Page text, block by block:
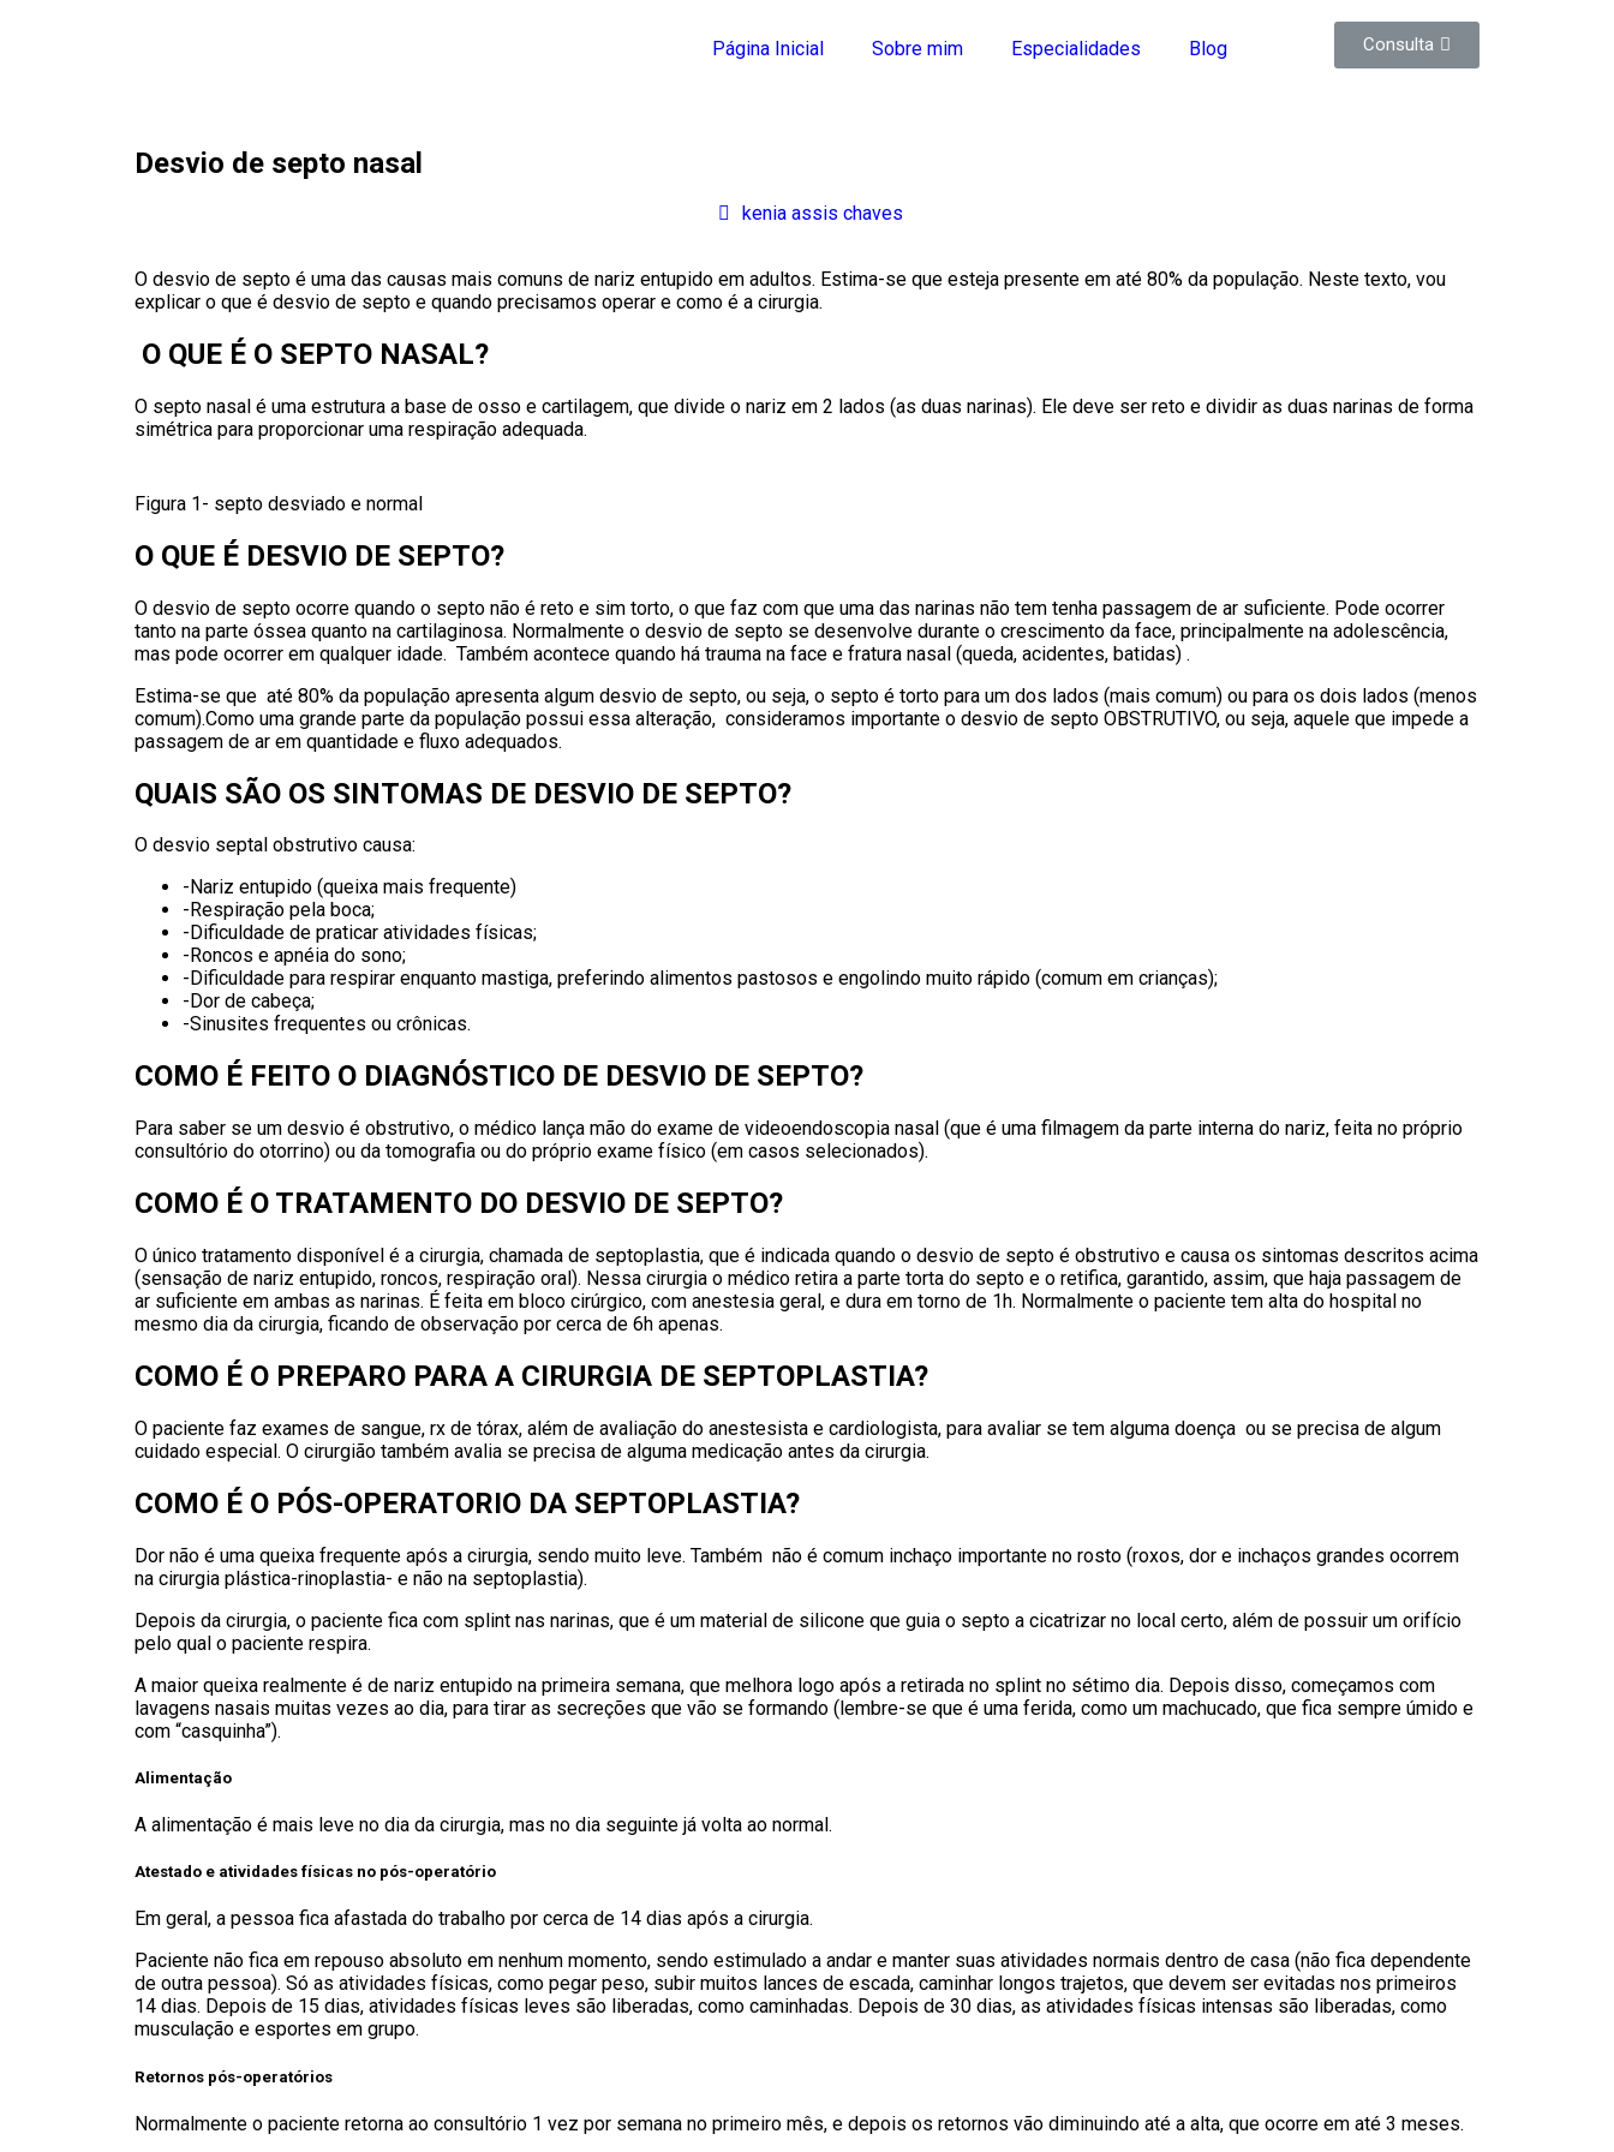
Página Inicial Sobre mim Especialidades Blog Consulta
Desvio de septo nasal
kenia assis chaves
O desvio de septo é uma das causas mais comuns de nariz entupido em adultos. Estima-se que esteja presente em até 80% da população. Neste texto, vou
explicar o que é desvio de septo e quando precisamos operar e como é a cirurgia.
O QUE É O SEPTO NASAL?
O septo nasal é uma estrutura a base de osso e cartilagem, que divide o nariz em 2 lados (as duas narinas). Ele deve ser reto e dividir as duas narinas de forma
simétrica para proporcionar uma respiração adequada.
Figura 1- septo desviado e normal
O QUE É DESVIO DE SEPTO?
O desvio de septo ocorre quando o septo não é reto e sim torto, o que faz com que uma das narinas não tem tenha passagem de ar suficiente. Pode ocorrer
tanto na parte óssea quanto na cartilaginosa. Normalmente o desvio de septo se desenvolve durante o crescimento da face, principalmente na adolescência,
mas pode ocorrer em qualquer idade. Também acontece quando há trauma na face e fratura nasal (queda, acidentes, batidas) .
Estima-se que até 80% da população apresenta algum desvio de septo, ou seja, o septo é torto para um dos lados (mais comum) ou para os dois lados (menos
comum).Como uma grande parte da população possui essa alteração, consideramos importante o desvio de septo OBSTRUTIVO, ou seja, aquele que impede a
passagem de ar em quantidade e fluxo adequados.
QUAIS SÃO OS SINTOMAS DE DESVIO DE SEPTO?
O desvio septal obstrutivo causa:
-Nariz entupido (queixa mais frequente)
-Respiração pela boca;
-Dificuldade de praticar atividades físicas;
-Roncos e apnéia do sono;
-Dificuldade para respirar enquanto mastiga, preferindo alimentos pastosos e engolindo muito rápido (comum em crianças);
-Dor de cabeça;
-Sinusites frequentes ou crônicas.
COMO É FEITO O DIAGNÓSTICO DE DESVIO DE SEPTO?
Para saber se um desvio é obstrutivo, o médico lança mão do exame de videoendoscopia nasal (que é uma filmagem da parte interna do nariz, feita no próprio
consultório do otorrino) ou da tomografia ou do próprio exame físico (em casos selecionados).
COMO É O TRATAMENTO DO DESVIO DE SEPTO?
O único tratamento disponível é a cirurgia, chamada de septoplastia, que é indicada quando o desvio de septo é obstrutivo e causa os sintomas descritos acima
(sensação de nariz entupido, roncos, respiração oral). Nessa cirurgia o médico retira a parte torta do septo e o retifica, garantido, assim, que haja passagem de
ar suficiente em ambas as narinas. É feita em bloco cirúrgico, com anestesia geral, e dura em torno de 1h. Normalmente o paciente tem alta do hospital no
mesmo dia da cirurgia, ficando de observação por cerca de 6h apenas.
COMO É O PREPARO PARA A CIRURGIA DE SEPTOPLASTIA?
O paciente faz exames de sangue, rx de tórax, além de avaliação do anestesista e cardiologista, para avaliar se tem alguma doença ou se precisa de algum
cuidado especial. O cirurgião também avalia se precisa de alguma medicação antes da cirurgia.
COMO É O PÓS-OPERATORIO DA SEPTOPLASTIA?
Dor não é uma queixa frequente após a cirurgia, sendo muito leve. Também não é comum inchaço importante no rosto (roxos, dor e inchaços grandes ocorrem
na cirurgia plástica-rinoplastia- e não na septoplastia).
Depois da cirurgia, o paciente fica com splint nas narinas, que é um material de silicone que guia o septo a cicatrizar no local certo, além de possuir um orifício
pelo qual o paciente respira.
A maior queixa realmente é de nariz entupido na primeira semana, que melhora logo após a retirada no splint no sétimo dia. Depois disso, começamos com
lavagens nasais muitas vezes ao dia, para tirar as secreções que vão se formando (lembre-se que é uma ferida, como um machucado, que fica sempre úmido e
com “casquinha”).
Alimentação
A alimentação é mais leve no dia da cirurgia, mas no dia seguinte já volta ao normal.
Atestado e atividades físicas no pós-operatório
Em geral, a pessoa fica afastada do trabalho por cerca de 14 dias após a cirurgia.
Paciente não fica em repouso absoluto em nenhum momento, sendo estimulado a andar e manter suas atividades normais dentro de casa (não fica dependente
de outra pessoa). Só as atividades físicas, como pegar peso, subir muitos lances de escada, caminhar longos trajetos, que devem ser evitadas nos primeiros
14 dias. Depois de 15 dias, atividades físicas leves são liberadas, como caminhadas. Depois de 30 dias, as atividades físicas intensas são liberadas, como
musculação e esportes em grupo.
Retornos pós-operatórios
Normalmente o paciente retorna ao consultório 1 vez por semana no primeiro mês, e depois os retornos vão diminuindo até a alta, que ocorre em até 3 meses.